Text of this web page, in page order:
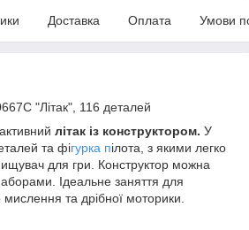
Доставка Оплата Умови
"Літак", 116 деталей
літак із конструктором. У
та фігурка пілота, з якими легко
для гри. Конструктор можна
Ідеальне заняття для
мислення та дрібної моторики.